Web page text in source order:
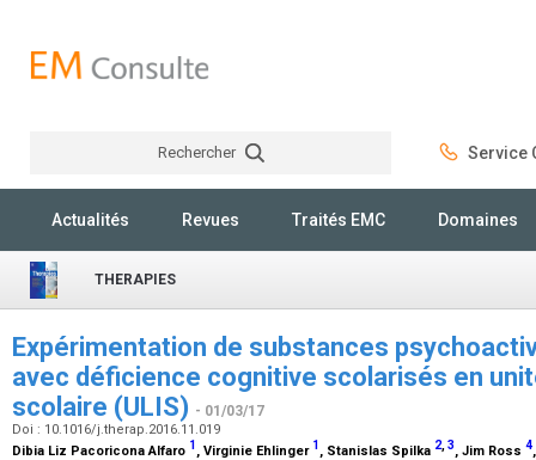
Rechercher Service
Actualités Revues Traités EMC Domaines
THERAPIES
Expérimentation de substances
avec déficience cognitive scolarisés en
scolaire (ULIS) - 01/03/17
Doi : 10.1016/j.therap.2016.11.019
Dibia Liz Pacoricona Alfaro 1 , Virginie Ehlinger 1 , Stanislas Spilka 2 3, Jim Ross 4